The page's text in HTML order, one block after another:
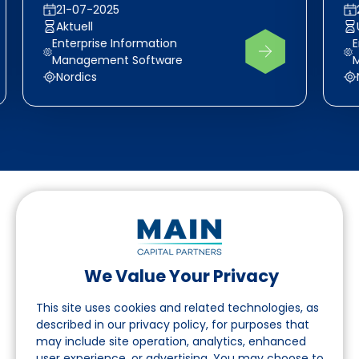
We Value Your Privacy
This site uses cookies and related technologies, as
described in our privacy policy, for purposes that
may include site operation, analytics, enhanced
21-07-2025
Aktuell
Enterprise Information
Management Software
Nordics
Folgen Sie uns auf LinkedIn
Seite